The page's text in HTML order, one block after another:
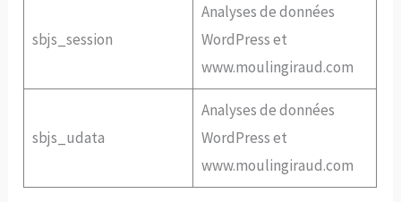
sbjs_session
Analyses de données
WordPress et
www.moulingiraud.com
sbjs_udata
Analyses de données
WordPress et
www.moulingiraud.com